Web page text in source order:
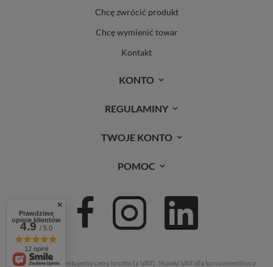
Chcę zwrócić produkt
Chcę wymienić towar
Kontakt
KONTO
REGULAMINY
TWOJE KONTO
POMOC
W sklepie prezentujemy ceny brutto (z VAT). Stawki VAT dla konsumentów z
Prawdziwe
opinie klientów
4.9/ 5.0
12 opinii